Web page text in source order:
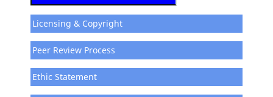
Licensing & Copyright
Peer Review Process
Ethic Statement